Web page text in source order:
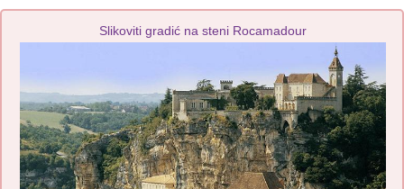
Slikoviti gradić na steni Rocamadour